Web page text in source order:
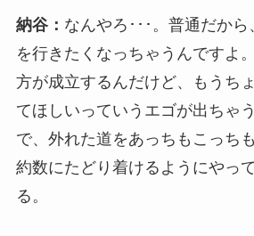
納谷： なんやろ･･･。普通だか
を行きたくなっちゃうんですよ
方が成立するんだけど、もうち
てほしいっていうエゴが出ちゃ
で、外れた道をあっちもこっち
約数にたどり着けるようにやっ
る。